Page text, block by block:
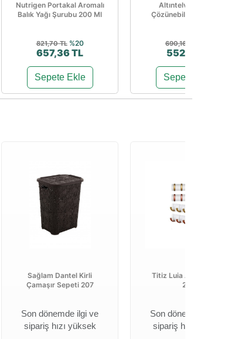
Nutrigen Portakal Aromalı
Balık Yağı Şurubu 200 Ml
821,70 TL %20
657,36 TL
Sepete Ekle
Altıntelve Classic
Çözünebilir Kahve 1kg
690,16 TL
552,12 TL
Sepete Ekle
Sağlam Dantel Kirli
Çamaşır Sepeti 207
Son dönemde ilgi ve
sipariş hızı yüksek
Titiz Luia Askı 5’li TP-
254
Son dönemde ilgi ve
sipariş hızı yüksek